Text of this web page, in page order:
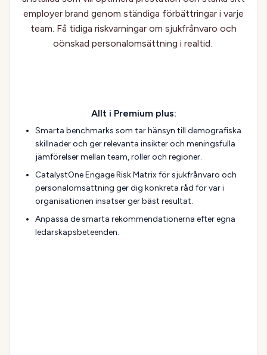
employer brand genom ständiga förbättringar i varje
team. Få tidiga riskvarningar om sjukfrånvaro och
oönskad personalomsättning i realtid.
Allt i Premium plus:
Smarta benchmarks som tar hänsyn till demografiska
skillnader och ger relevanta insikter och meningsfulla
jämförelser mellan team, roller och regioner.
CatalystOne Engage Risk Matrix för sjukfrånvaro och
personalomsättning ger dig konkreta råd för var i
organisationen insatser ger bäst resultat.
Anpassa de smarta rekommendationerna efter egna
ledarskapsbeteenden.